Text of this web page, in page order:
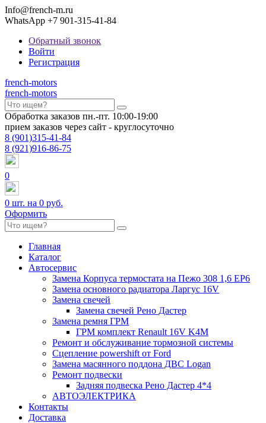
Info@french-m.ru
WhatsApp +7 901-315-41-84
Обратный звонок
Войти
Регистрация
french-motors
french-motors
Обработка заказов пн.-пт. 10:00-19:00
прием заказов через сайт - круглосуточно
8 (901)315-41-84
8 (921)916-86-75
0
0 шт. на 0 руб.
Оформить
Главная
Каталог
Автосервис
Замена Корпуса термостата на Пежо 308 1,6 EP6
Замена основного радиатора Ларгус 16V
Замена свечей
Замена свечей Рено Дастер
Замена ремня ГРМ
ГРМ комплект Renault 16V K4M
Ремонт и обслуживание тормозной системы
Сцепление powershift от Ford
Замена масянного поддона ДВС Logan
Ремонт подвески
Задняя подвеска Рено Дастер 4*4
АВТОЭЛЕКТРИКА
Контакты
Доставка